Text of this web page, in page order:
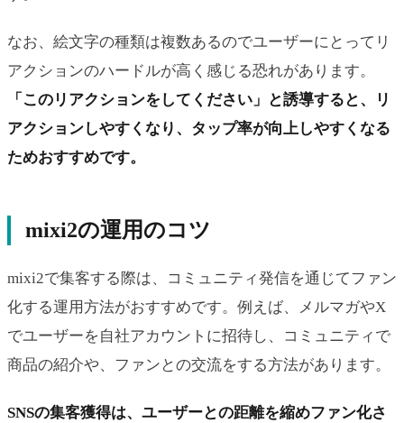
なお、絵文字の種類は複数あるのでユーザーにとってリ
アクションのハードルが高く感じる恐れがあります。
「このリアクションをしてください」と誘導すると、リ
アクションしやすくなり、タップ率が向上しやすくなる
ためおすすめです。
mixi2の運用のコツ
mixi2で集客する際は、コミュニティ発信を通じてファン
化する運用方法がおすすめです。例えば、メルマガやX
でユーザーを自社アカウントに招待し、コミュニティで
商品の紹介や、ファンとの交流をする方法があります。
SNSの集客獲得は、ユーザーとの距離を縮めファン化さ